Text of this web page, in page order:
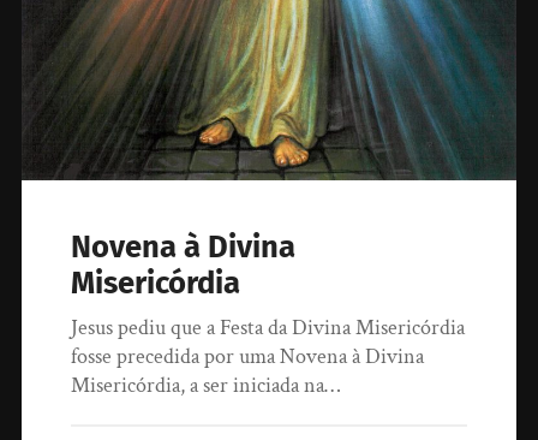
Novena à Divina
Misericórdia
Jesus pediu que a Festa da Divina Misericórdia
fosse precedida por uma Novena à Divina
Misericórdia, a ser iniciada na…